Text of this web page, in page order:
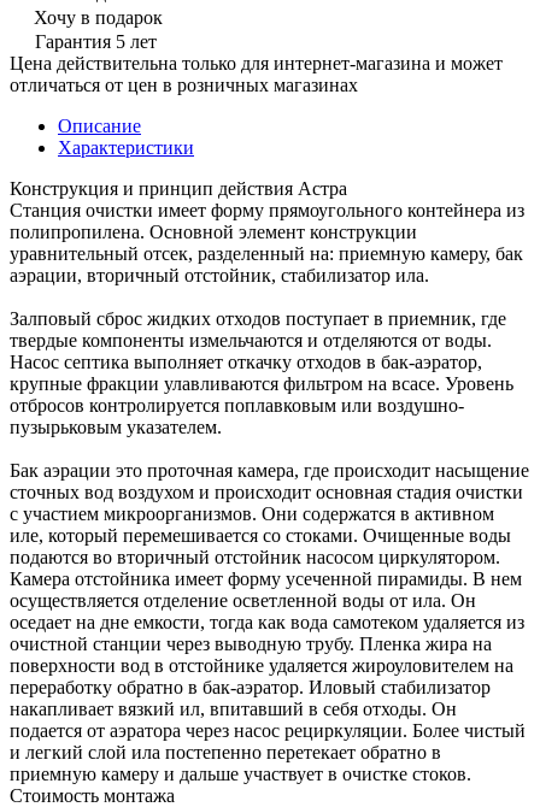
Хочу в подарок
Гарантия 5 лет
Цена действительна только для интернет-магазина и может
отличаться от цен в розничных магазинах
Описание
Характеристики
Конструкция и принцип действия Астра
Станция очистки имеет форму прямоугольного контейнера из
полипропилена. Основной элемент конструкции
уравнительный отсек, разделенный на: приемную камеру, бак
аэрации, вторичный отстойник, стабилизатор ила.
Залповый сброс жидких отходов поступает в приемник, где
твердые компоненты измельчаются и отделяются от воды.
Насос септика выполняет откачку отходов в бак-аэратор,
крупные фракции улавливаются фильтром на всасе. Уровень
отбросов контролируется поплавковым или воздушно-
пузырьковым указателем.
Бак аэрации это проточная камера, где происходит насыщение
сточных вод воздухом и происходит основная стадия очистки
с участием микроорганизмов. Они содержатся в активном
иле, который перемешивается со стоками. Очищенные воды
подаются во вторичный отстойник насосом циркулятором.
Камера отстойника имеет форму усеченной пирамиды. В нем
осуществляется отделение осветленной воды от ила. Он
оседает на дне емкости, тогда как вода самотеком удаляется из
очистной станции через выводную трубу. Пленка жира на
поверхности вод в отстойнике удаляется жироуловителем на
переработку обратно в бак-аэратор. Иловый стабилизатор
накапливает вязкий ил, впитавший в себя отходы. Он
подается от аэратора через насос рециркуляции. Более чистый
и легкий слой ила постепенно перетекает обратно в
приемную камеру и дальше участвует в очистке стоков.
Стоимость монтажа